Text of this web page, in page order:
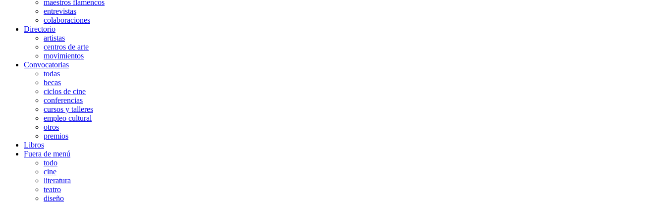
maestros flamencos
entrevistas
colaboraciones
Directorio
artistas
centros de arte
movimientos
Convocatorias
todas
becas
ciclos de cine
conferencias
cursos y talleres
empleo cultural
otros
premios
Libros
Fuera de menú
todo
cine
literatura
teatro
diseño